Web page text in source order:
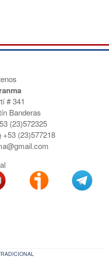
# 341
Banderas
(23)572325
+53 (23)577218